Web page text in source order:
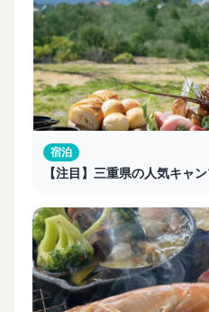
宿泊
【注目】三重県の人気キャ